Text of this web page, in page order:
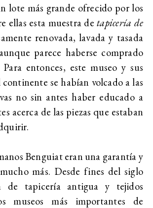
lote más grande ofrecido por los
ellas esta muestra detapicería de
renovada, lavada y tasada
parece haberse comprado
entonces, este museo y sus
se habían volcado a las
no sin antes haber educado a
acerca de las piezas que estaban
Benguiat eran una garantía y
más. Desde fines del siglo
de tapicería antigua y tejidos
museos más importantes de